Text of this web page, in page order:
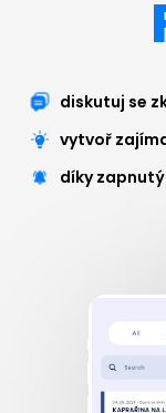
diskutuj se
vytvoř
díky